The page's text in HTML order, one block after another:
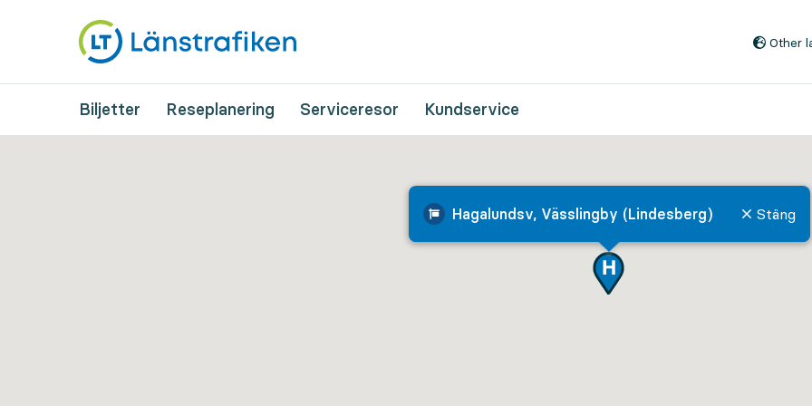
Other
Biljetter Reseplanering Serviceresor Kundservice
Hagalundsv, Vässlingby (Lindesberg) Stäng